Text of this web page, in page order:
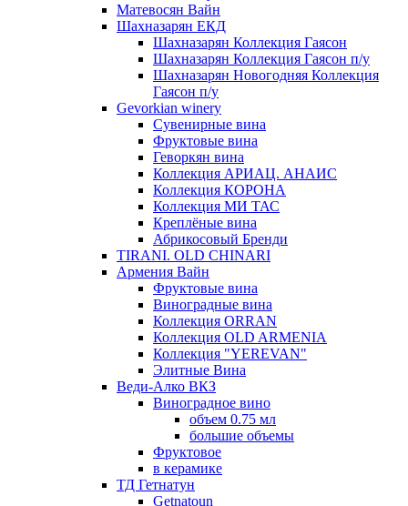
Матевосян Вайн
Шахназарян ЕКД
Шахназарян Коллекция Гаясон
Шахназарян Коллекция Гаясон п/у
Шахназарян Новогодняя Коллекция
Гаясон п/у
Gevorkian winery
Сувенирные вина
Фруктовые вина
Геворкян вина
Коллекция АРИАЦ. АНАИС
Коллекция КОРОНА
Коллекция МИ ТАС
Креплёные вина
Абрикосовый Бренди
TIRANI. OLD CHINARI
Армения Вайн
Фруктовые вина
Виноградные вина
Коллекция ORRAN
Коллекция OLD ARMENIA
Коллекция "YEREVAN"
Элитные Вина
Веди-Алко ВКЗ
Виноградное вино
объем 0.75 мл
большие объемы
Фруктовое
в керамике
ТД Гетнатун
Getnatoun